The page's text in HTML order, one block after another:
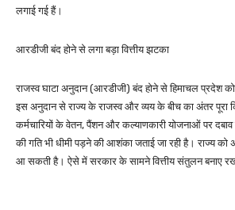
लगाई गई हैं।
आरडीजी बंद होने से लगा बड़ा वित्तीय झटका
राजस्व घाटा अनुदान (आरडीजी) बंद होने से हिमाचल प्रदेश को
इस अनुदान से राज्य के राजस्व और व्यय के बीच का अंतर पूरा
कर्मचारियों के वेतन, पैंशन और कल्याणकारी योजनाओं पर
की गति भी धीमी पड़ने की आशंका जताई जा रही है। राज्य
आ सकती है। ऐसे में सरकार के सामने वित्तीय संतुलन बनाए